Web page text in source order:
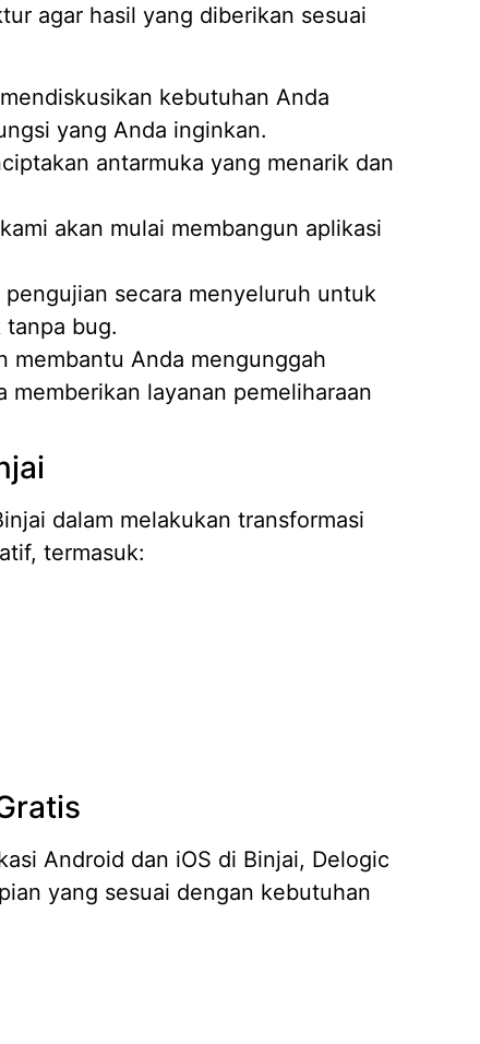
agar hasil yang diberikan sesuai
kebutuhan Anda
yang Anda inginkan.
antarmuka yang menarik dan
akan mulai membangun aplikasi
pengujian secara menyeluruh untuk
tanpa bug.
membantu Anda mengunggah
layanan pemeliharaan
dalam melakukan transformasi
termasuk:
Android dan iOS di Binjai, Delogic
yang sesuai dengan kebutuhan